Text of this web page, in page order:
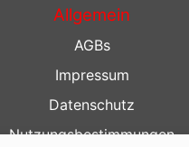
Allgemein
AGBs
Impressum
Datenschutz
Nutzungsbestimmungen